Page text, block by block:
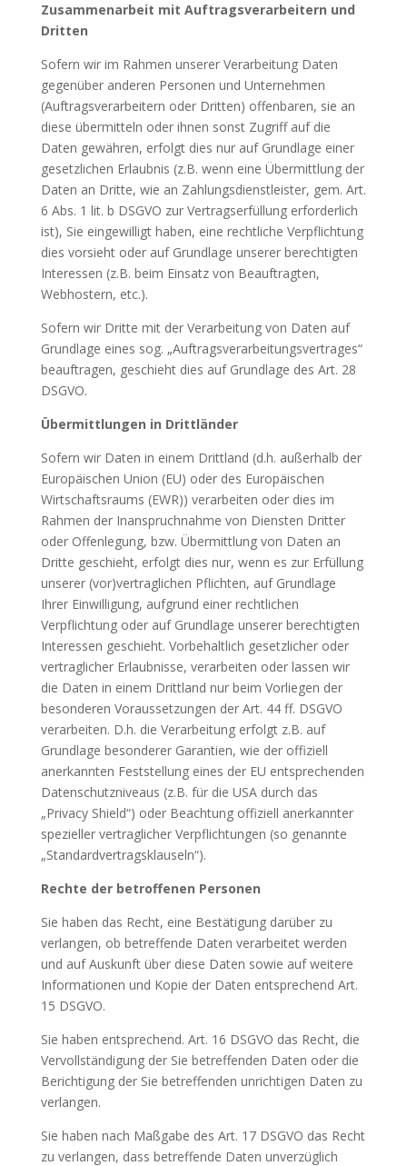
Zusammenarbeit mit Auftragsverarbeitern und
Dritten
Sofern wir im Rahmen unserer Verarbeitung Daten
gegenüber anderen Personen und Unternehmen
(Auftragsverarbeitern oder Dritten) offenbaren, sie an
diese übermitteln oder ihnen sonst Zugriff auf die
Daten gewähren, erfolgt dies nur auf Grundlage einer
gesetzlichen Erlaubnis (z.B. wenn eine Übermittlung der
Daten an Dritte, wie an Zahlungsdienstleister, gem. Art.
6 Abs. 1 lit. b DSGVO zur Vertragserfüllung erforderlich
ist), Sie eingewilligt haben, eine rechtliche Verpflichtung
dies vorsieht oder auf Grundlage unserer berechtigten
Interessen (z.B. beim Einsatz von Beauftragten,
Webhostern, etc.).
Sofern wir Dritte mit der Verarbeitung von Daten auf
Grundlage eines sog. „Auftragsverarbeitungsvertrages“
beauftragen, geschieht dies auf Grundlage des Art. 28
DSGVO.
Übermittlungen in Drittländer
Sofern wir Daten in einem Drittland (d.h. außerhalb der
Europäischen Union (EU) oder des Europäischen
Wirtschaftsraums (EWR)) verarbeiten oder dies im
Rahmen der Inanspruchnahme von Diensten Dritter
oder Offenlegung, bzw. Übermittlung von Daten an
Dritte geschieht, erfolgt dies nur, wenn es zur Erfüllung
unserer (vor)vertraglichen Pflichten, auf Grundlage
Ihrer Einwilligung, aufgrund einer rechtlichen
Verpflichtung oder auf Grundlage unserer berechtigten
Interessen geschieht. Vorbehaltlich gesetzlicher oder
vertraglicher Erlaubnisse, verarbeiten oder lassen wir
die Daten in einem Drittland nur beim Vorliegen der
besonderen Voraussetzungen der Art. 44 ff. DSGVO
verarbeiten. D.h. die Verarbeitung erfolgt z.B. auf
Grundlage besonderer Garantien, wie der offiziell
anerkannten Feststellung eines der EU entsprechenden
Datenschutzniveaus (z.B. für die USA durch das
„Privacy Shield“) oder Beachtung offiziell anerkannter
spezieller vertraglicher Verpflichtungen (so genannte
„Standardvertragsklauseln“).
Rechte der betroffenen Personen
Sie haben das Recht, eine Bestätigung darüber zu
verlangen, ob betreffende Daten verarbeitet werden
und auf Auskunft über diese Daten sowie auf weitere
Informationen und Kopie der Daten entsprechend Art.
15 DSGVO.
Sie haben entsprechend. Art. 16 DSGVO das Recht, die
Vervollständigung der Sie betreffenden Daten oder die
Berichtigung der Sie betreffenden unrichtigen Daten zu
verlangen.
Sie haben nach Maßgabe des Art. 17 DSGVO das Recht
zu verlangen, dass betreffende Daten unverzüglich